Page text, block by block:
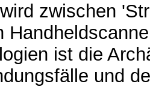
zwischen
ist die
und